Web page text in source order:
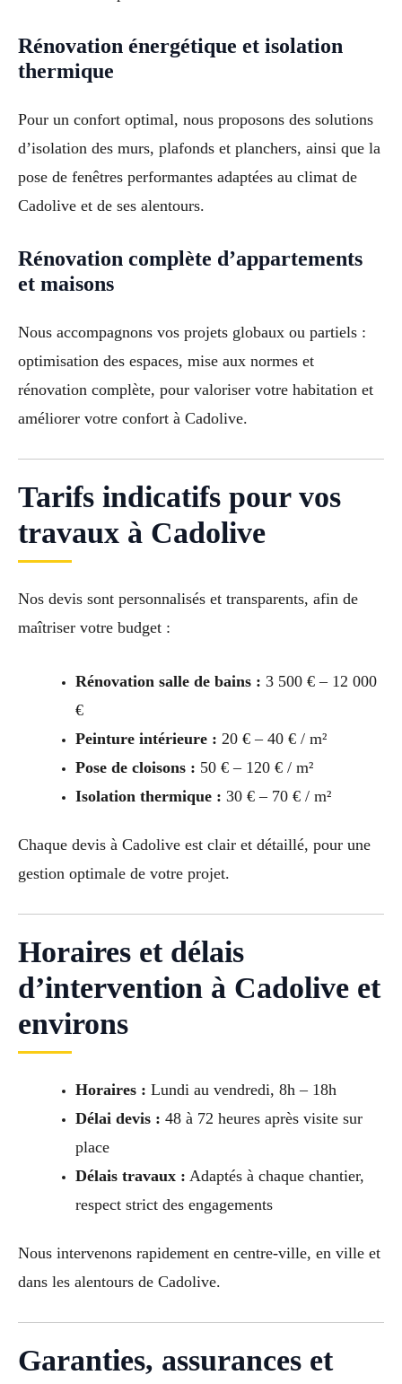
Rénovation énergétique et isolation
thermique
Pour un confort optimal, nous proposons des solutions
d’isolation des murs, plafonds et planchers, ainsi que la
pose de fenêtres performantes adaptées au climat de
Cadolive et de ses alentours.
Rénovation complète d’appartements
et maisons
Nous accompagnons vos projets globaux ou partiels :
optimisation des espaces, mise aux normes et
rénovation complète, pour valoriser votre habitation et
améliorer votre confort à Cadolive.
Tarifs indicatifs pour vos
travaux à Cadolive
Nos devis sont personnalisés et transparents, afin de
maîtriser votre budget :
Rénovation salle de bains : 3 500 € – 12 000
€
Peinture intérieure : 20 € – 40 € / m²
Pose de cloisons : 50 € – 120 € / m²
Isolation thermique : 30 € – 70 € / m²
Chaque devis à Cadolive est clair et détaillé, pour une
gestion optimale de votre projet.
Horaires et délais
d’intervention à Cadolive et
environs
Horaires : Lundi au vendredi, 8h – 18h
Délai devis : 48 à 72 heures après visite sur
place
Délais travaux : Adaptés à chaque chantier,
respect strict des engagements
Nous intervenons rapidement en centre-ville, en ville et
dans les alentours de Cadolive.
Garanties, assurances et